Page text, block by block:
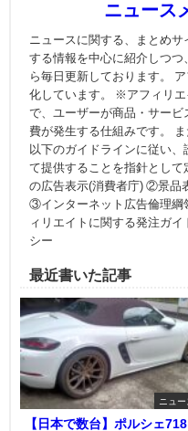
ニュース
ニュースに関する、まとめ
する情報を中心に紹介しつ
ら毎日更新しております。
化しています。 ※アフィリエ
で、ユーザーが商品・サー
費が発生する仕組みです。
以下のガイドラインに従い
て提供することを指針とし
の広告表示(消費者庁) ②景品
③インターネット広告倫理綱
ィリエイトに関する発注ガ
シー
最近書いた記事
ニュー
【日本で数台】ポルシェ718